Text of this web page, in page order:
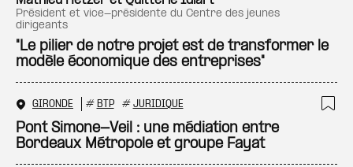
président et vice-présidente du Centre des jeunes
dirigeants
"Le pilier de notre projet est de transformer le
modèle économique des entreprises"
GIRONDE # BTP # JURIDIQUE
Pont Simone-Veil : une médiation entre
Bordeaux Métropole et groupe Fayat